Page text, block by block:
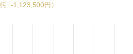
いただけるよう手作りにこだわり、
引 -1,123,500円）